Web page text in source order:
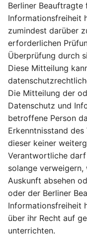
Berliner Beauftragte
Informationsfreiheit
zumindest darüber
erforderlichen
Überprüfung durch
Diese Mitteilung
Die Mitteilung der
Datenschutz und
betroffene Person
Erkenntnisstand
dieser keiner
Verantwortliche
solange
Auskunft absehen
oder der Berliner
Informationsfreiheit
über ihr Recht auf
unterrichten.